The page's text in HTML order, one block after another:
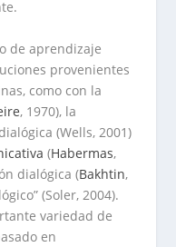
de aprendizaje
provenientes
como con la
, 1970), la
(Wells, 2001)
(Habermas,
dialógica (Bakhtin,
(Soler, 2004).
variedad de
en